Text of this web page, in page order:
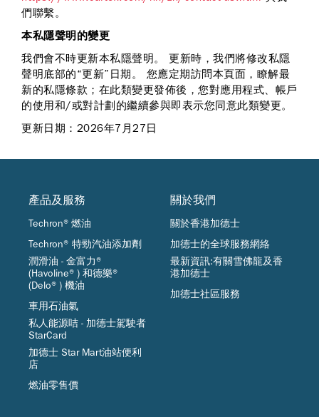
們聯繫。
本私隱聲明的變更
我們會不時更新本私隱聲明。 更新時，我們將修改私隱
聲明底部的“更新”日期。 您應定期訪問本頁面，瞭解最
新的私隱條款；在此類變更發佈後，您對應用程式、帳戶
的使用和/或對計劃的繼續參與即表示您同意此類變更。
更新日期：2026年7月27日
產品及服務
Techron®燃油
Techron® 特勁汽油添加劑
潤滑油 - 金富力®
(Havoline®) 和德樂®
(Delo®) 機油
車用石油氣
私人能源咭 - 加德士駕駛者
StarCard
加德士 Star Mart油站便利
店
燃油零售價
關於我們
關於香港加德士
加德士的全球服務網絡
最新資訊:有關雪佛龍及香
港加德士
加德士社區服務